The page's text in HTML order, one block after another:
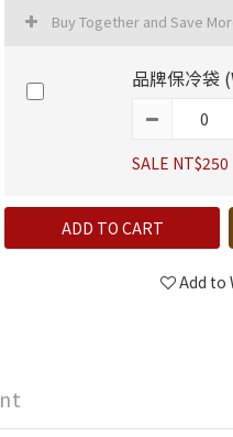
Buy Together and Save
品牌保冷袋
SALE NT$250
ADD TO CART
Add to